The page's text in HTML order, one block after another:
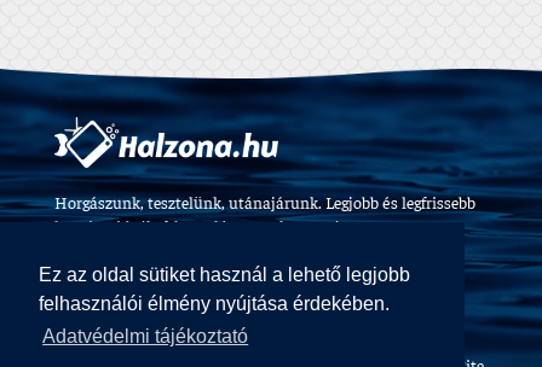
Ez az oldal sütiket használ a lehető legjobb
felhasználói élmény nyújtása érdekében.
Adatvédelmi tájékoztató
Horgászunk, tesztelünk, utánajárunk. Legjobb és legfrissebb